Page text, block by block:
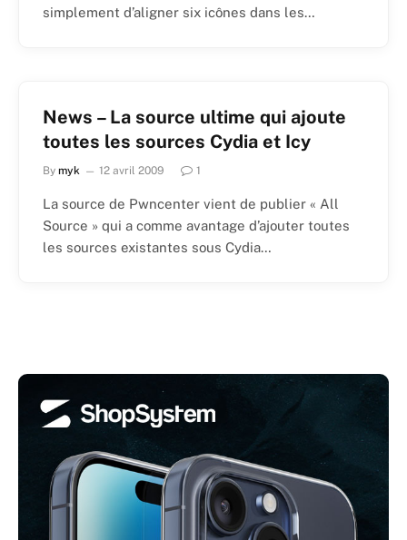
simplement d’aligner six icônes dans les…
News – La source ultime qui ajoute
toutes les sources Cydia et Icy
By myk 12 avril 2009 1
La source de Pwncenter vient de publier « All
Source » qui a comme avantage d’ajouter toutes
les sources existantes sous Cydia…